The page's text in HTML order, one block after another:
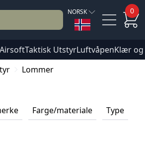
NORSK 0
AirsoftTaktisk UtstyrLuftvåpenKlær
Lommer
Farge/materiale
Type